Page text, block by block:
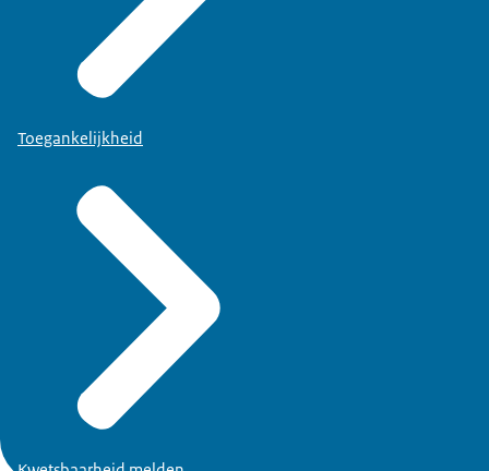
Toegankelijkheid